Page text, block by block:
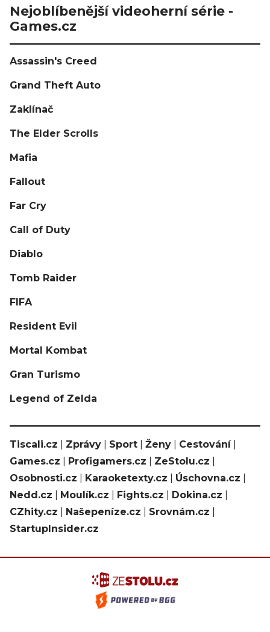
Nejoblíbenější videoherní série -
Games.cz
Assassin's Creed
Grand Theft Auto
Zaklínač
The Elder Scrolls
Mafia
Fallout
Far Cry
Call of Duty
Diablo
Tomb Raider
FIFA
Resident Evil
Mortal Kombat
Gran Turismo
Legend of Zelda
Tiscali.cz Zprávy Sport Ženy Cestování|
Games.cz
Profigamers.cz ZeStolu.cz
Osobnosti.cz
Karaoketexty.cz Úschovna.cz
Nedd.cz
Moulík.cz Fights.cz Dokina.cz
CZhity.cz
Našepeníze.cz Srovnám.cz
StartupInsider.cz